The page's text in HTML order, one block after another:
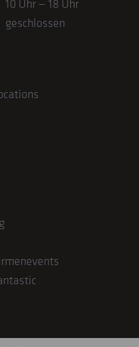
10 Uhr — 18 Uhr
geschlossen